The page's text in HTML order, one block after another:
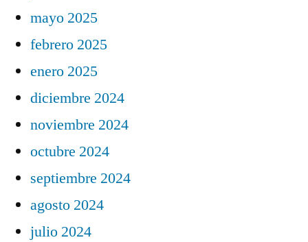
mayo 2025
febrero 2025
enero 2025
diciembre 2024
noviembre 2024
octubre 2024
septiembre 2024
agosto 2024
julio 2024